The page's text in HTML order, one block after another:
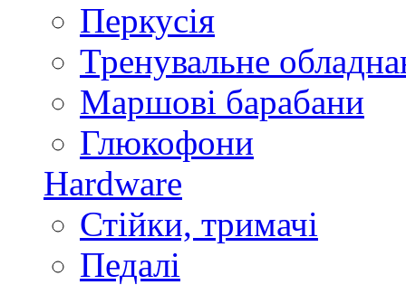
Перкусія
Тренувальне
Маршові барабани
Глюкофони
Hardware
Стійки, тримачі
Педалі